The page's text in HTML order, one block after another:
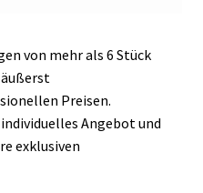
von mehr als 6 Stück
Preisen.
Angebot und
exklusiven